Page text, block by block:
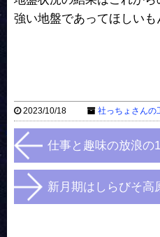
強い地盤であってほしいも
2023/10/18 社っちょさんの
仕事と趣味の放浪の
新月期はしらびそ高